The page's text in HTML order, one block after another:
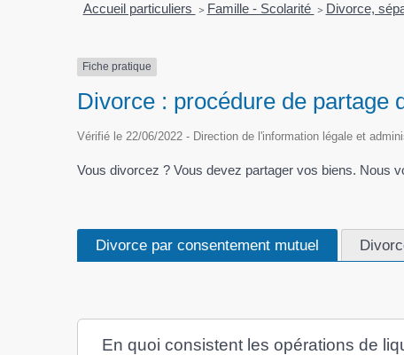
Accueil particuliers > Famille - Scolarité > Divorce,
Fiche pratique
Divorce : procédure de partage
Vérifié le 22/06/2022 - Direction de l'information légale et
Vous divorcez ? Vous devez partager vos biens. Nous
Divorce par consentement mutuel
En quoi consistent les opérations de